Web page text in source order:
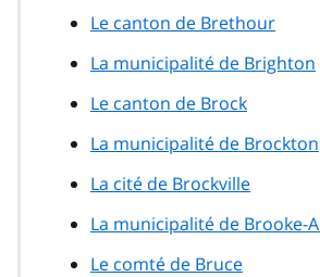
Le canton de Brethour
La municipalité de Brighton
Le canton de Brock
La municipalité de Brockton
La cité de Brockville
La municipalité de Brooke-
Le comté de Bruce